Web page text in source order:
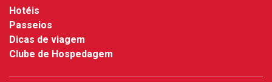
Hotéis
Passeios
Dicas de viagem
Clube de Hospedagem